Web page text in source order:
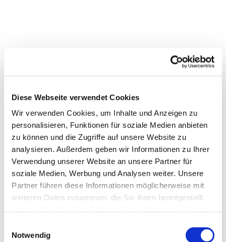
Diese Webseite verwendet Cookies
Wir verwenden Cookies, um Inhalte und Anzeigen zu
personalisieren, Funktionen für soziale Medien anbieten
zu können und die Zugriffe auf unsere Website zu
analysieren. Außerdem geben wir Informationen zu Ihrer
Verwendung unserer Website an unsere Partner für
soziale Medien, Werbung und Analysen weiter. Unsere
Partner führen diese Informationen möglicherweise mit
weiteren Daten zusammen, die Sie ihnen bereitgestellt
Notwendig